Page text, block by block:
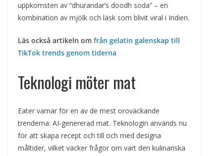
uppkomsten av “dhurandar’s doodh soda” – en
kombination av mjölk och läsk som blivit viral i Indien.
Läs också artikeln om från gelatin galenskap till
TikTok trends genom tiderna
Teknologi möter mat
Eater varnar för en av de mest oroväckande
trenderna: AI-genererad mat. Teknologin används nu
för att skapa recept och till och med designa
måltider, vilket väcker frågor om vart den kulinariska